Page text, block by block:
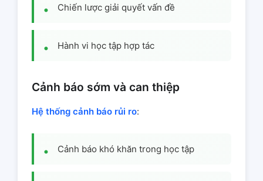
Chiến lược giải quyết vấn đề
Hành vi học tập hợp tác
Cảnh báo sớm và can thiệp
Hệ thống cảnh báo rủi ro:
Cảnh báo khó khăn trong học tập